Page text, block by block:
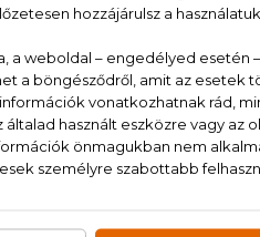
fel a Dior Miss Dior
minden pillanatodat